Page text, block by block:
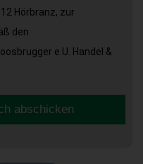
Hörbranz, zur
den
e.U. Handel &
abschicken